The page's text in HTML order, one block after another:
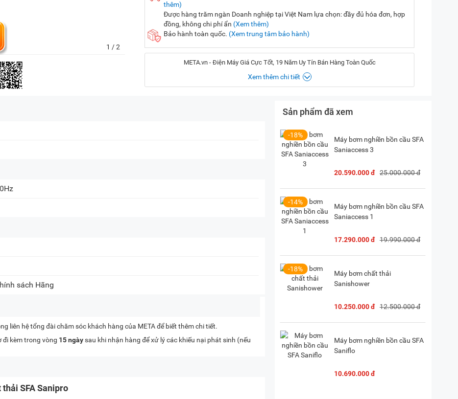
1 / 2
thêm)
Được hàng trăm ngàn Doanh nghiệp tại Việt Nam lựa chọn: đầy đủ hóa đơn, hợp
đồng, không chi phí ẩn (Xem thêm)
Bảo hành toàn quốc. (Xem trung tâm bảo hành)
META.vn - Điện Máy Giá Cực Tốt, 19 Năm Uy Tín Bán Hàng Toàn Quốc
Xem thêm chi tiết
Địa chỉ:
Chỉ đường)
Chỉ đường)
716-718 Điện Biên Phủ, P. Vườn Lài, TP. HCM Chỉ đường)
sách Hãng
liên hệ tổng đài chăm sóc khách hàng của META để biết thêm chi tiết.
đi kèm trong vòng 15 ngàysau khi nhận hàng để xử lý các khiếu nại phát sinh (nếu
SFA Sanipro
Sản phẩm đã xem
-18%
Máy bơm nghiền bồn cầu SFA
Saniaccess 3
20.590.000 đ 25.000.000 đ
-14%
Máy bơm nghiền bồn cầu SFA
Saniaccess 1
17.290.000 đ 19.990.000 đ
-18%
Máy bơm chất thải
Sanishower
10.250.000 đ 12.500.000 đ
Máy bơm nghiền bồn cầu SFA
Saniflo
10.690.000 đ